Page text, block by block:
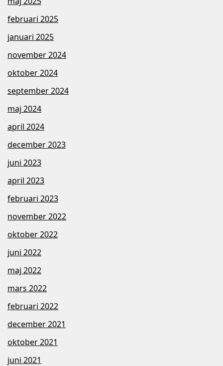
februari 2025
januari 2025
november 2024
oktober 2024
september 2024
maj 2024
april 2024
december 2023
juni 2023
april 2023
februari 2023
november 2022
oktober 2022
juni 2022
maj 2022
mars 2022
februari 2022
december 2021
oktober 2021
juni 2021